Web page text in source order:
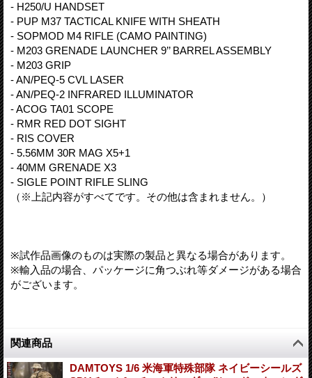
- H250/U HANDSET
- PUP M37 TACTICAL KNIFE WITH SHEATH
- SOPMOD M4 RIFLE (CAMO PAINTING)
- M203 GRENADE LAUNCHER 9’’ BARREL ASSEMBLY
- M203 GRIP
- AN/PEQ-5 CVL LASER
- AN/PEQ-2 INFRARED ILLUMINATOR
- ACOG TA01 SCOPE
- RMR RED DOT SIGHT
- RIS COVER
- 5.56MM 30R MAG X5+1
- 40MM GRENADE X3
- SIGLE POINT RIFLE SLING
（※上記内容がすべてです。その他は含まれません。）
※試作品画像のものは実際の製品と異なる場合があります。
※輸入品の場合、パッケージに角つぶれ等ダメージがある場合
がございます。
関連商品
DAMTOYS 1/6 米海軍特殊部隊 ネイビーシールズ